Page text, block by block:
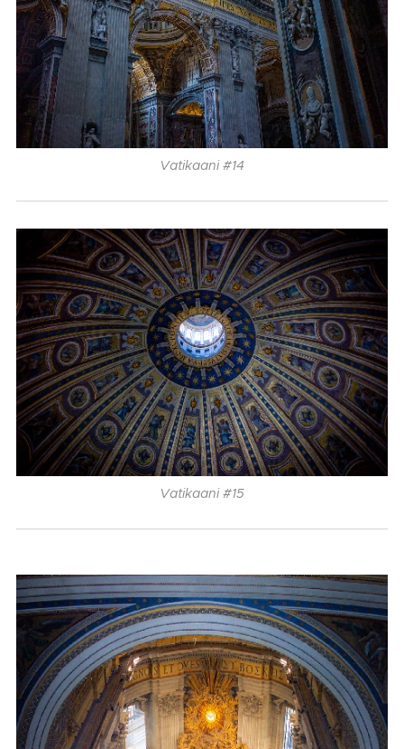
Vatikaani #14
Vatikaani #15